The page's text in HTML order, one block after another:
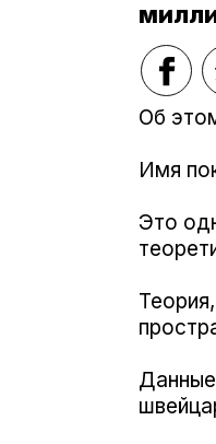
Об
Имя
Это